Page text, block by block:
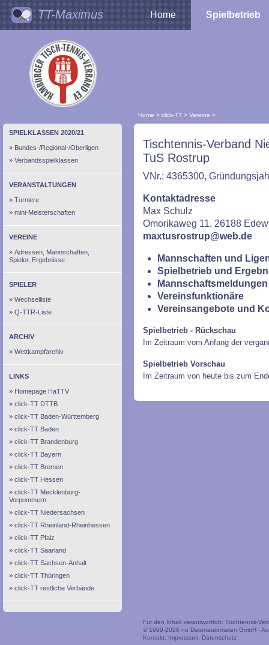
TT-Maximus Home Spielbetrieb
Home > click-TT > Vereine >
SPIELKLASSEN 2020/21
Bundes-/Regional-/Oberligen
Verbandsspielklassen
VERANSTALTUNGEN
Turniere
mini-Meisterschaften
VEREINE
Adressen, Mannschaften,
Spieler, Ergebnisse
SPIELER
Wechselliste
Q-TTR-Liste
ARCHIV
Wettkampfarchiv
LINKS
Homepage HaTTV
click-TT DTTB
click-TT Baden-Württemberg
click-TT Baden
click-TT Brandenburg
click-TT Bayern
click-TT Bremen
click-TT Hessen
click-TT Mecklenburg-
Vorpommern
click-TT Niedersachsen
click-TT Rheinland-Rheinhessen
click-TT Pfalz
click-TT Saarland
click-TT Sachsen-Anhalt
click-TT Thüringen
click-TT restliche Verbände
Tischtennis-Verband
TuS Rostrup
VNr.: 4365300,
Kontaktadresse
Max Schulz
Omorikaweg 11, 26188
maxtusrostrup@web.de
Mannschaften und
Spielbetrieb und
Vereinsfunktionäre
Vereinsangebote und
Spielbetrieb - Rückschau
Im Zeitraum vom Anfang der
Spielbetrieb Vorschau
Im Zeitraum von heute bis zum
Für den Inhalt verantwortlich: Tischtennis-
© 1999-2026 nu Datenautomaten GmbH -
Kontakt
Impressum Datenschutz